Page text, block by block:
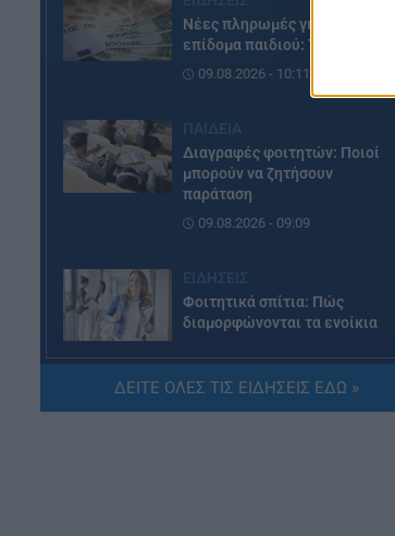
Νέες πληρωμές για το έκτακτο
επίδομα παιδιού: Τι ισχύει
09.08.2026 - 10:11
Διαγραφές φοιτητών: Ποιοί
μπορούν να ζητήσουν
παράταση
09.08.2026 - 09:09
Φοιτητικά σπίτια: Πώς
διαμορφώνονται τα ενοίκια
ΔΕΙΤΕ ΟΛΕΣ ΤΙΣ ΕΙΔΗΣΕΙΣ ΕΔΩ »